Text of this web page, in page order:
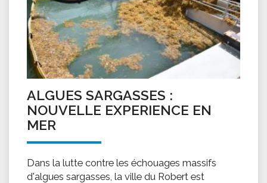
ALGUES SARGASSES :
NOUVELLE EXPERIENCE EN
MER
Dans la lutte contre les échouages massifs
d'algues sargasses, la ville du Robert est